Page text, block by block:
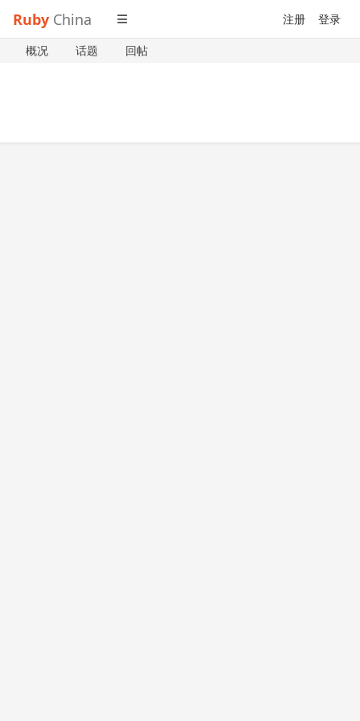
Ruby China 注册 登录
概况 话题 回帖